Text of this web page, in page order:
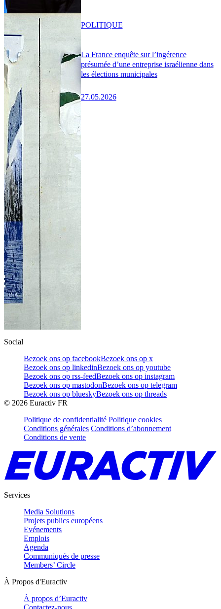
La France enquête sur l’ingérence
présumée d’une entreprise israélienne dans
les élections municipales
27.05.2026
POLITIQUE
Social
Bezoek ons op facebookBezoek ons op x
Bezoek ons op linkedinBezoek ons op youtube
Bezoek ons op rss-feedBezoek ons op instagram
Bezoek ons op mastodonBezoek ons op telegram
Bezoek ons op blueskyBezoek ons op threads
© 2026 Euractiv FR
Politique de confidentialité Politique cookies
Conditions générales Conditions d’abonnement
Conditions de vente
Services
Media Solutions
Projets publics européens
Evénements
Emplois
Agenda
Communiqués de presse
Members’ Circle
À Propos d'Euractiv
À propos d’Euractiv
Contactez-nous